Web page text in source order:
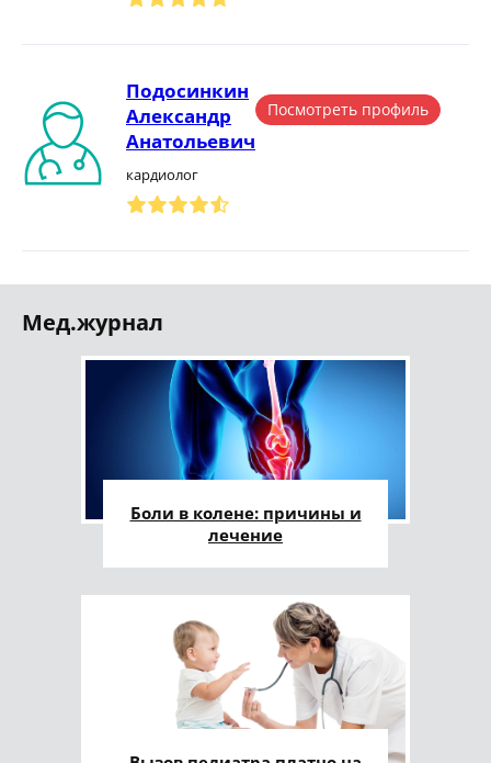
Подосинкин
Александр
Анатольевич
кардиолог
Посмотреть профиль
Мед.журнал
Боли в колене: причины и
лечение